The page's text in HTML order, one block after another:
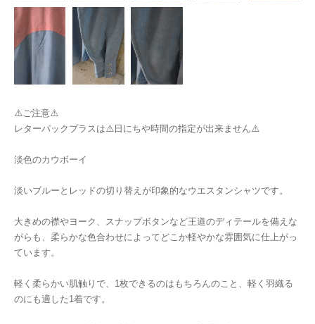
⚠️ご注意⚠️
レターパックプラスは⚠️日にちや時間の指定が出来ません⚠️
淡色のカウボーイ
淡いブルーとレッドの切り替えが印象的なウエスタンシャツです。
大きめの襟やヨーク、スナップボタンなど王道のディテールを備えな
がらも、柔らかな色合わせによってどこか軽やかな雰囲気に仕上がっ
ています。
軽く柔らかい肌触りで、1枚できるのはもちろんのこと、軽く羽織る
のにも適した1着です。